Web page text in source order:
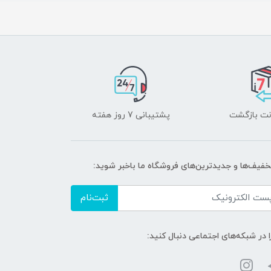
پشتیبانی 7 روز هفته
و جدیدترین‌های فروشگاه ما باخبر شوید:
ثبت‌نام
در شبکه‌های اجتماعی دنبال کنید: